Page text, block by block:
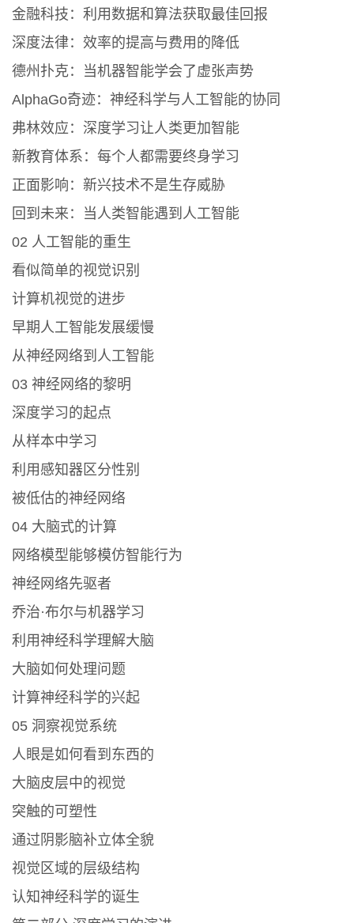
金融科技：利用数据和算法获取最佳回报
深度法律：效率的提高与费用的降低
德州扑克：当机器智能学会了虚张声势
AlphaGo奇迹：神经科学与人工智能的协同
弗林效应：深度学习让人类更加智能
新教育体系：每个人都需要终身学习
正面影响：新兴技术不是生存威胁
回到未来：当人类智能遇到人工智能
02 人工智能的重生
看似简单的视觉识别
计算机视觉的进步
早期人工智能发展缓慢
从神经网络到人工智能
03 神经网络的黎明
深度学习的起点
从样本中学习
利用感知器区分性别
被低估的神经网络
04 大脑式的计算
网络模型能够模仿智能行为
神经网络先驱者
乔治·布尔与机器学习
利用神经科学理解大脑
大脑如何处理问题
计算神经科学的兴起
05 洞察视觉系统
人眼是如何看到东西的
大脑皮层中的视觉
突触的可塑性
通过阴影脑补立体全貌
视觉区域的层级结构
认知神经科学的诞生